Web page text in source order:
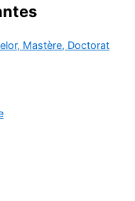
Mastère, Doctorat